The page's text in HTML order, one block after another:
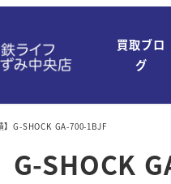
買取ブロ
グ
】G-SHOCK GA-700-1BJF
G-SHOCK